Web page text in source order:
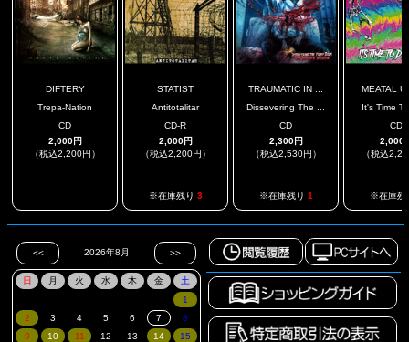
DIFTERY
Trepa-Nation
CD
2,000円
（税込2,200円）
STATIST
Antitotalitar
CD-R
2,000円
（税込2,200円）
※在庫残り 3
TRAUMATIC IN ...
Dissevering The ...
CD
2,300円
（税込2,530円）
※在庫残り 1
MEATAL
It's Time
CD
2,000
（税込
※在庫残